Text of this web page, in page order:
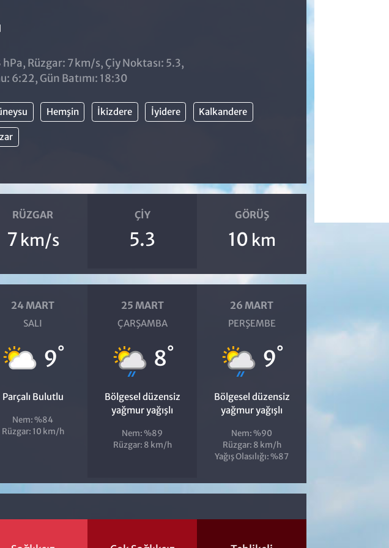
hPa, Rüzgar: 7 km/s, Çiy Noktası: 5.3,
6:22, Gün Batımı: 18:30
Hemşin İkizdere İyidere Kalkandere
RÜZGAR
7 km/s
ÇIY
5.3
GÖRÜŞ
10 km
24 MART
SALI
9°
Parçalı Bulutlu
Nem: %84
Rüzgar: 10 km/h
25 MART
ÇARŞAMBA
8°
Bölgesel düzensiz
yağmur yağışlı
Nem: %89
Rüzgar: 8 km/h
26 MART
PERŞEMBE
9°
Bölgesel düzensiz
yağmur yağışlı
Nem: %90
Rüzgar: 8 km/h
Yağış Olasılığı: %87